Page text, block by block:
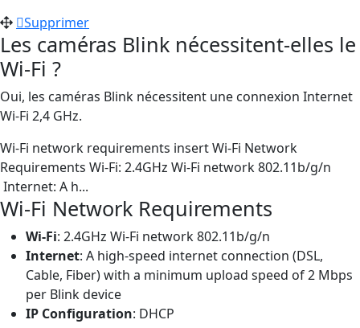
Supprimer
Les caméras Blink nécessitent-elles le
Wi-Fi ?
Oui, les caméras Blink nécessitent une connexion Internet
Wi-Fi 2,4 GHz.
Wi-Fi network requirements insert Wi-Fi Network
Requirements Wi-Fi: 2.4GHz Wi-Fi network 802.11b/g/n
Internet: A h...
Wi-Fi Network Requirements
Wi-Fi: 2.4GHz Wi-Fi network 802.11b/g/n
Internet: A high-speed internet connection (DSL,
Cable, Fiber) with a minimum upload speed of 2 Mbps
per Blink device
IP Configuration: DHCP